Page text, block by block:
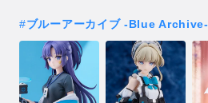
#ブルーアーカイブ -Blue Archive-